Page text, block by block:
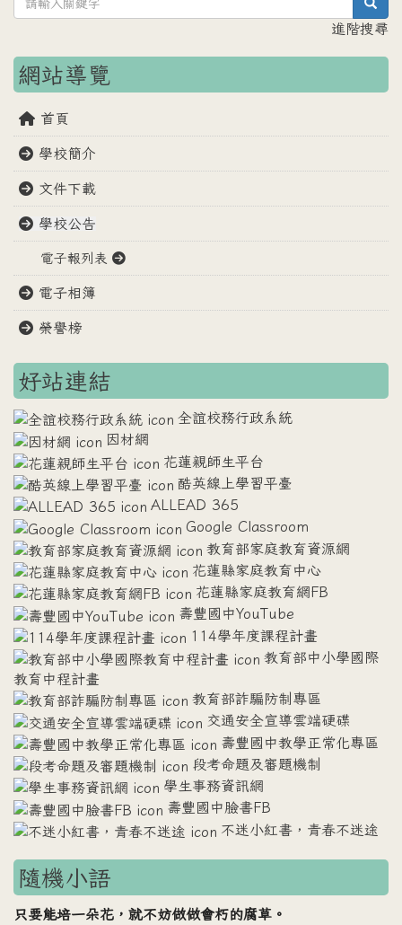
進階搜尋
網站導覽
首頁
學校簡介
文件下載
學校公告
電子報列表
電子相簿
榮譽榜
好站連結
全誼校務行政系統
因材網
花蓮親師生平台
酷英線上學習平臺
ALLEAD 365
Google Classroom
教育部家庭教育資源網
花蓮縣家庭教育中心
花蓮縣家庭教育網FB
壽豐國中YouTube
114學年度課程計畫
教育部中小學國際
教育中程計畫
教育部詐騙防制專區
交通安全宣導雲端硬碟
壽豐國中教學正常化專區
段考命題及審題機制
學生事務資訊網
壽豐國中臉書FB
不迷小紅書，青春不迷途
隨機小語
只要能培一朵花，就不妨做做會朽的腐草。